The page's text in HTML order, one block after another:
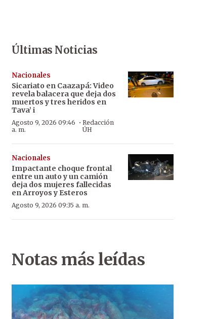
Últimas Noticias
Nacionales
Sicariato en Caazapá: Video
revela balacera que deja dos
muertos y tres heridos en
Tava’ i
Agosto 9, 2026 09:46
a. m.
·Redacción
ÚH
Nacionales
Impactante choque frontal
entre un auto y un camión
deja dos mujeres fallecidas
en Arroyos y Esteros
Agosto 9, 2026 09:35 a. m.
Notas más leídas